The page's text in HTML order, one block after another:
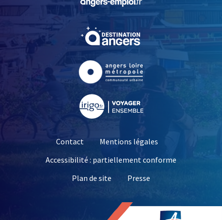
, Ouvre une nouvelle
, Ouvre une nouvelle
Contact
Mentions légales
Accessibilité : partiellement conforme
Plan de site
Presse